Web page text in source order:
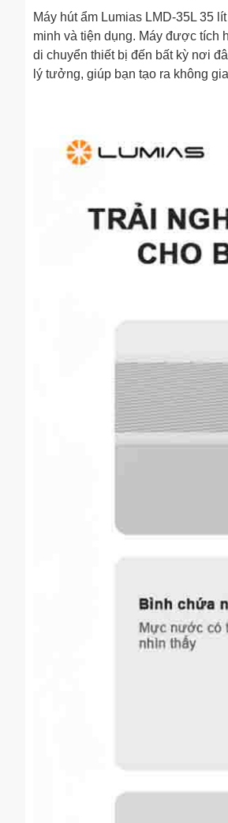
Máy hút ẩm Lumias LMD-35L 35
minh và tiện dụng. Máy được tích
di chuyển thiết bị đến bất kỳ nơi
lý tưởng, giúp bạn tạo ra không